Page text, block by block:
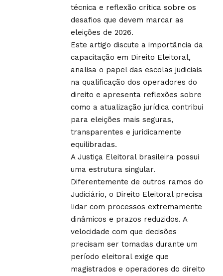
técnica e reflexão crítica sobre os
desafios que devem marcar as
eleições de 2026.
Este artigo discute a importância da
capacitação em Direito Eleitoral,
analisa o papel das escolas judiciais
na qualificação dos operadores do
direito e apresenta reflexões sobre
como a atualização jurídica contribui
para eleições mais seguras,
transparentes e juridicamente
equilibradas.
A Justiça Eleitoral brasileira possui
uma estrutura singular.
Diferentemente de outros ramos do
Judiciário, o Direito Eleitoral precisa
lidar com processos extremamente
dinâmicos e prazos reduzidos. A
velocidade com que decisões
precisam ser tomadas durante um
período eleitoral exige que
magistrados e operadores do direito